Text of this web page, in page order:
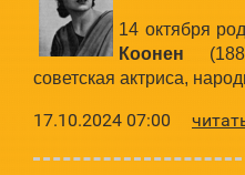
14 октября
Коонен
советская актриса,
17.10.2024 07:00